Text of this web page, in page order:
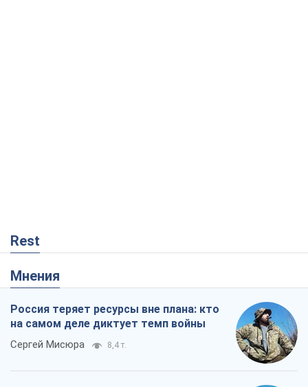
Rest
Мнения
Россия теряет ресурсы вне плана: кто
на самом деле диктует темп войны
Сергей Мисюра 8,4 т.